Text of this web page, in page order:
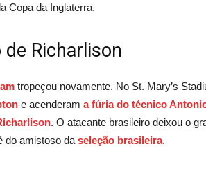
Copa da Inglaterra.
de Richarlison
tropeçou novamente. No St. Mary’s
e acenderam a fúria do técnico
. O atacante brasileiro deixou o
do amistoso da seleção brasileira.